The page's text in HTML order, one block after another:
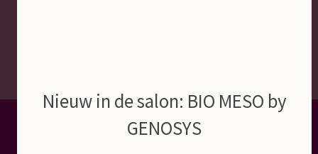
Dé schoonheidssalon van Empel,
Rosmalen en Den Bosch
Nieuw in de salon: BIO MESO by
GENOSYS